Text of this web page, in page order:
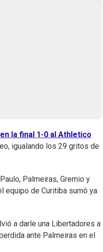
la final 1-0 al Athletico
igualando los 29 gritos de
Palmeiras, Gremio y
equipo de Curitiba sumó ya
a darle una Libertadores a
ante Palmeiras en el